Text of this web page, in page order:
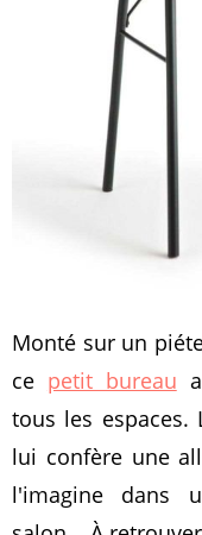
Monté sur un
ce petit bureau
tous les
lui confère une
l'imagine dans